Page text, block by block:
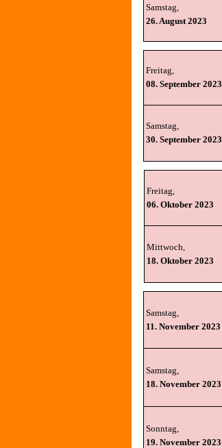
Samstag,
26. August 2023
Freitag,
08. September 2023
Samstag,
30. September 2023
Freitag,
06. Oktober 2023
Mittwoch,
18. Oktober 2023
Samstag,
11. November 2023
Samstag,
18. November 2023
Sonntag,
19. November 2023